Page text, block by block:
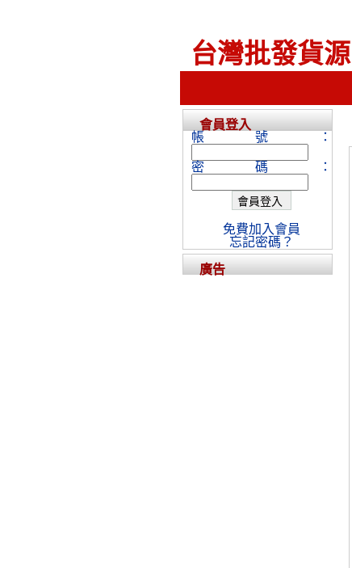
台灣批發貨源
會員登入
帳號：
密碼：
免費加入會員
忘記密碼？
廣告